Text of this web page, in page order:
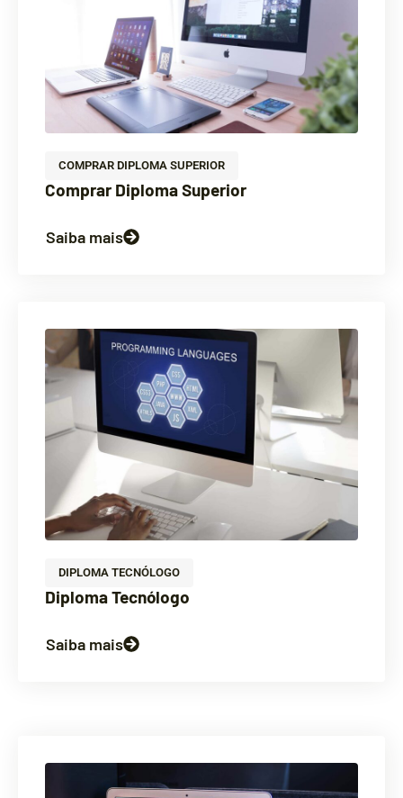
COMPRAR DIPLOMA SUPERIOR
Comprar Diploma Superior
Saiba mais
DIPLOMA TECNÓLOGO
Diploma Tecnólogo
Saiba mais